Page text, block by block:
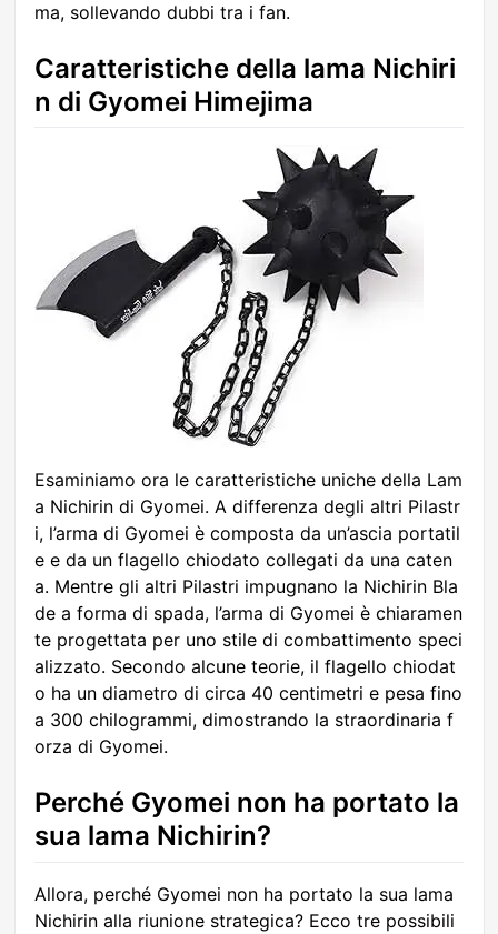
ma, sollevando dubbi tra i fan.
Caratteristiche della lama Nichiri
n di Gyomei Himejima
Esaminiamo ora le caratteristiche uniche della Lam
a Nichirin di Gyomei. A differenza degli altri Pilastr
i, l’arma di Gyomei è composta da un’ascia portatil
e e da un flagello chiodato collegati da una caten
a. Mentre gli altri Pilastri impugnano la Nichirin Bla
de a forma di spada, l’arma di Gyomei è chiaramen
te progettata per uno stile di combattimento speci
alizzato. Secondo alcune teorie, il flagello chiodat
o ha un diametro di circa 40 centimetri e pesa fino
a 300 chilogrammi, dimostrando la straordinaria f
orza di Gyomei.
Perché Gyomei non ha portato la
sua lama Nichirin?
Allora, perché Gyomei non ha portato la sua lama
Nichirin alla riunione strategica? Ecco tre possibili